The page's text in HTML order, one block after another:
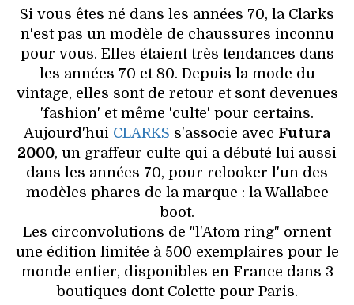
CULTURE
HIGH TECH
MAISON
AUTO
LIEUX TENDANCES
BEAUTÉ
MODE DE RUE
JEUNES CRÉATEURS
Si vous êtes né dans les années 70, la Clarks
n'est pas un modèle de chaussures inconnu
pour vous. Elles étaient très tendances dans
les années 70 et 80. Depuis la mode du
vintage, elles sont de retour et sont devenues
'fashion' et même 'culte' pour certains.
Aujourd'hui CLARKS s'associe avec Futura
2000, un graffeur culte qui a débuté lui aussi
dans les années 70, pour relooker l'un des
modèles phares de la marque : la Wallabee
boot.
Les circonvolutions de "l'Atom ring" ornent
une édition limitée à 500 exemplaires pour le
monde entier, disponibles en France dans 3
boutiques dont Colette pour Paris.